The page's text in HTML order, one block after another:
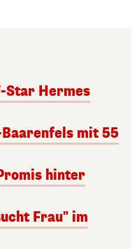
Star Hermes
mit 55
hinter
Frau" im